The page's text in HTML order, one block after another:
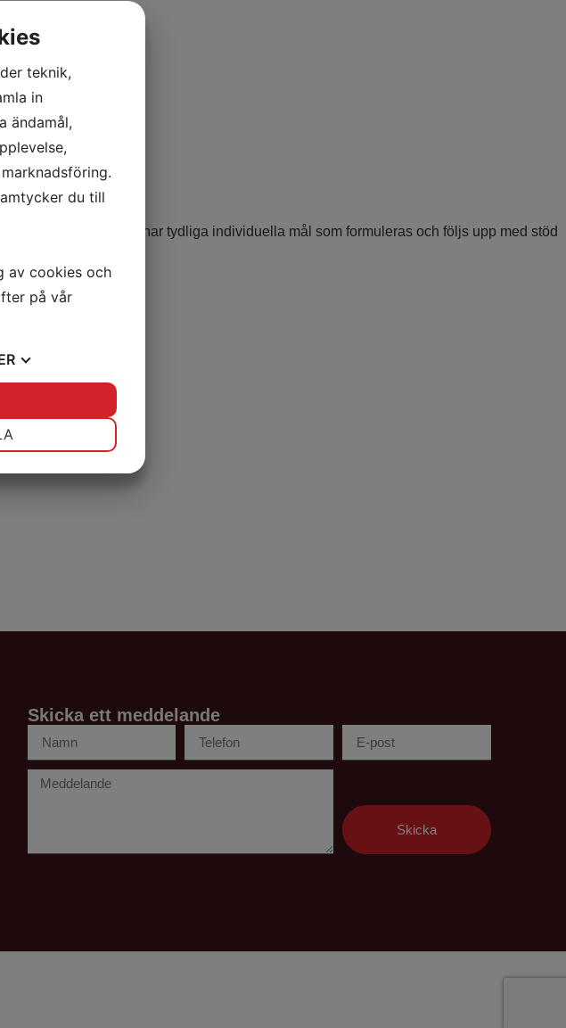
Arbetsträningen har tydliga individuella mål som formuleras och följs upp med stöd
praktikplats.
Skicka ett meddelande
Skicka
teknik,
in
ändamål,
du till
av cookies och
på vår